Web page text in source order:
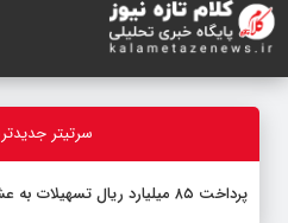
سرتیتر
پرداخت ۸۵ میلیارد ریال تسهیلات به عشایر چناران